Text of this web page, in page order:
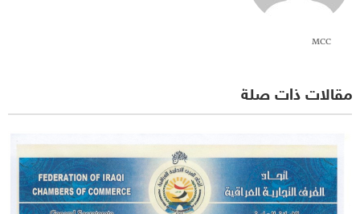
MCC
مقالات ذات صلة